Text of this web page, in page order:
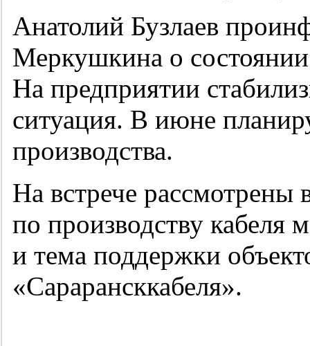
Анатолий Бузлаев
Меркушкина о состоянии
На предприятии
ситуация. В июне
производства.
На встрече рассмотрены
по производству кабеля
и тема поддержки
«Сарарансккабеля».